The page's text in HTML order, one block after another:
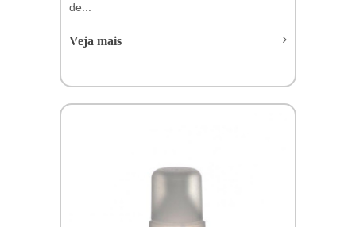
de...
Veja mais